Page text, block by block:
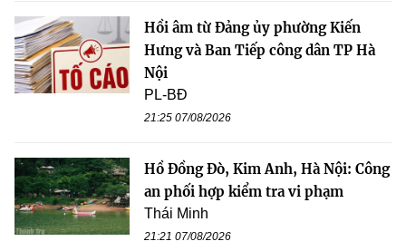
Hồi âm từ Đảng ủy phường Kiến
Hưng và Ban Tiếp công dân TP Hà
Nội
PL-BĐ
21:25 07/08/2026
Hồ Đồng Đò, Kim Anh, Hà Nội: Công
an phối hợp kiểm tra vi phạm
Thái Minh
21:21 07/08/2026